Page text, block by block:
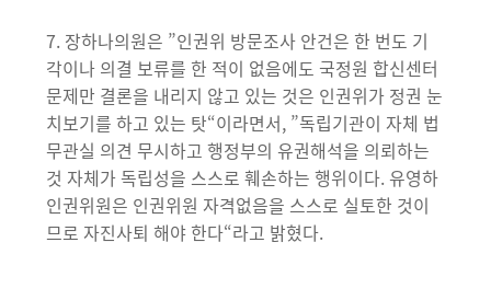
7. 장하나의원은 ”인권위 방문조사 안건은 한 번도 기
각이나 의결 보류를 한 적이 없음에도 국정원 합신센터
문제만 결론을 내리지 않고 있는 것은 인권위가 정권 눈
치보기를 하고 있는 탓“이라면서, ”독립기관이 자체 법
무관실 의견 무시하고 행정부의 유권해석을 의뢰하는
것 자체가 독립성을 스스로 훼손하는 행위이다. 유영하
인권위원은 인권위원 자격없음을 스스로 실토한 것이
므로 자진사퇴 해야 한다“라고 밝혔다.